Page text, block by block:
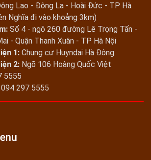
Lao - Đông La - Hoài Đức - TP Hà
Nghĩa đi vào khoảng 3km)
Số 4 - ngõ 260 đường Lê Trọng Tấn -
- Quận Thanh Xuân - TP Hà Nội
1: Chung cư Huyndai Hà Đông
2: Ngõ 106 Hoàng Quốc Việt
5555
297 5555